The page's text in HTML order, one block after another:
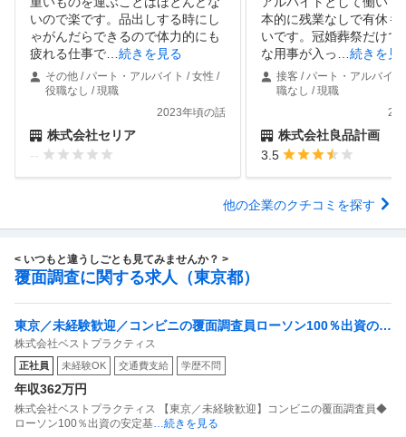
いので楽です。品出しする時にし
ゃがんだらできるので体力的にも
疲れる仕事で
続きを見る
その他 / パート・アルバイト / 女性 /
役職なし / 現職
2023年頃の話
株式会社セリア
--
本的に残業なしで有休も
いです。冠婚葬祭だけで
な用事が入っ
続きを見
接客 / パート・アルバイ
職なし / 現職
株式会社良品計画
3.5
他の企業のクチコミを探す
< いつもと違うしごとも見てみませんか？ >
覆面調査に関する求人（東京都）
東京／未経験歓迎／コンビニの覆面調査員ローソン100％出資の安
定基盤／月５日在宅／残業月10時間
株式会社ベストプラクティス
正社員 未経験OK 交通費支給 学歴不問
年収362万円
株式会社ベストプラクティス 【東京／未経験歓迎】コンビニの覆面調査員◆
ローソン100％出資の安定基 …続きを見る